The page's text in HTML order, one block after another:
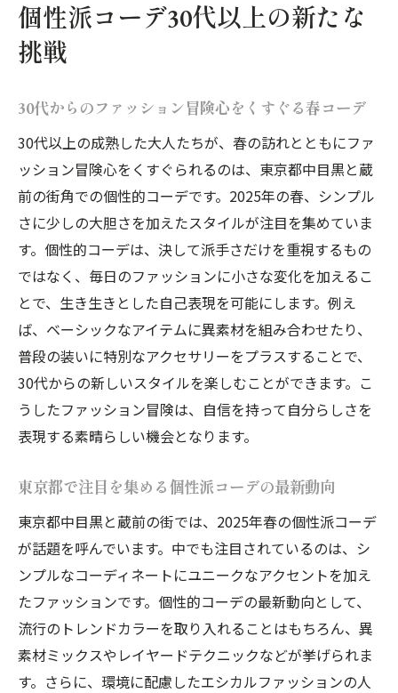
個性派コーデ30代以上の新たな
挑戦
30代からのファッション冒険心をくすぐる春コーデ
30代以上の成熟した大人たちが、春の訪れとともにファ
ッション冒険心をくすぐられるのは、東京都中目黒と蔵
前の街角での個性的コーデです。2025年の春、シンプル
さに少しの大胆さを加えたスタイルが注目を集めていま
す。個性的コーデは、決して派手さだけを重視するもの
ではなく、毎日のファッションに小さな変化を加えるこ
とで、生き生きとした自己表現を可能にします。例え
ば、ベーシックなアイテムに異素材を組み合わせたり、
普段の装いに特別なアクセサリーをプラスすることで、
30代からの新しいスタイルを楽しむことができます。こ
うしたファッション冒険は、自信を持って自分らしさを
表現する素晴らしい機会となります。
東京都で注目を集める個性派コーデの最新動向
東京都中目黒と蔵前の街では、2025年春の個性派コーデ
が話題を呼んでいます。中でも注目されているのは、シ
ンプルなコーディネートにユニークなアクセントを加え
たファッションです。個性的コーデの最新動向として、
流行のトレンドカラーを取り入れることはもちろん、異
素材ミックスやレイヤードテクニックなどが挙げられま
す。さらに、環境に配慮したエシカルファッションの人